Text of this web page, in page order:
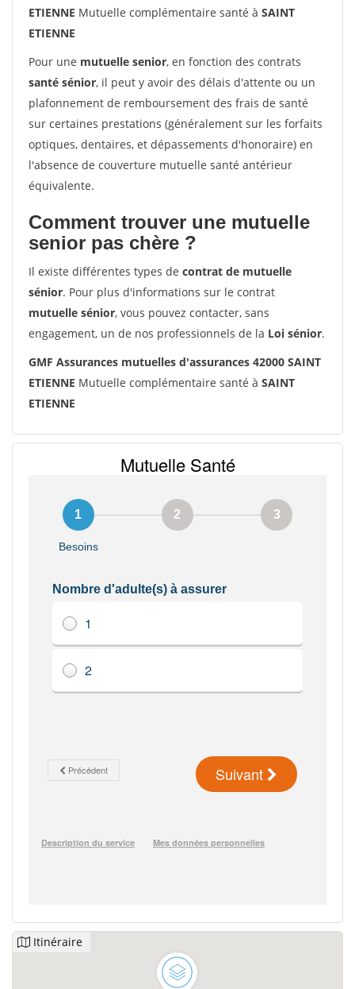
ETIENNE Mutuelle complémentaire santé à SAINT
ETIENNE
Pour une mutuelle senior, en fonction des contrats
santé sénior, il peut y avoir des délais d'attente ou un
plafonnement de remboursement des frais de santé
sur certaines prestations (généralement sur les forfaits
optiques, dentaires, et dépassements d'honoraire) en
l'absence de couverture mutuelle santé antérieur
équivalente.
Comment trouver une mutuelle
senior pas chère ?
Il existe différentes types de contrat de mutuelle
sénior. Pour plus d'informations sur le contrat
mutuelle sénior, vous pouvez contacter, sans
engagement, un de nos professionnels de la Loi sénior.
GMF Assurances mutuelles d'assurances 42000 SAINT
ETIENNE Mutuelle complémentaire santé à SAINT
ETIENNE
Itinéraire